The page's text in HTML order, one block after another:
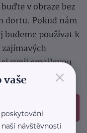
v obraze bez
dortu. Pokud nám
budeme používat k
svoji emailovou
e-mail.
×
poskytování
návštěvnosti